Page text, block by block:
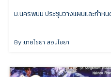
ม.นครพนม ประชุมวางแผนและกำห
By :นายไชยา สอนไชยา